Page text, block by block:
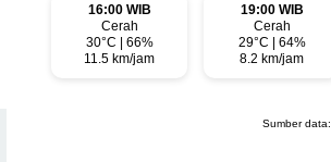
16:00 WIB
Cerah
30°C | 66%
11.5 km/jam
19:00 WIB
Cerah
29°C | 64%
8.2 km/jam
Sumber data: